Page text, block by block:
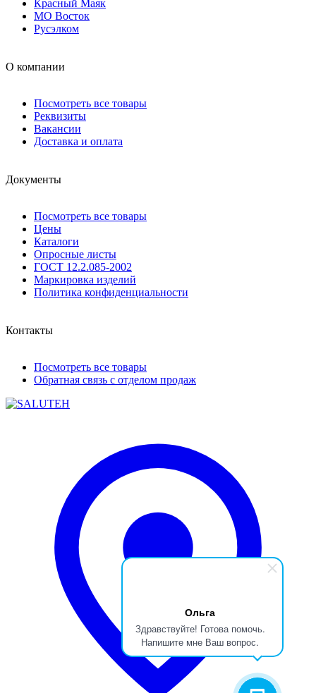
Ольга
Здравствуйте! Готова помочь.
Напишите мне Ваш вопрос.
Красный Маяк
МО Восток
Русэлком
О компании
Посмотреть все товары
Реквизиты
Вакансии
Доставка и оплата
Документы
Посмотреть все товары
Цены
Каталоги
Опросные листы
ГОСТ 12.2.085-2002
Маркировка изделий
Политика конфиденциальности
Контакты
Посмотреть все товары
Обратная связь с отделом продаж